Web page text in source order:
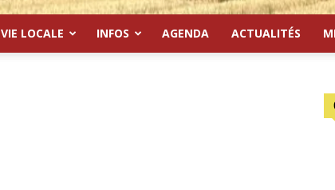
VIE LOCALE INFOS AGENDA ACTUALITÉS